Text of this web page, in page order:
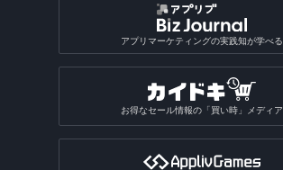
バレーゲームアプリ
ビリヤードゲームアプリ
チンチロリンアプリ
パズルボブル系ゲームアプリ
モンスト系ゲームアプリ
不思議のダンジョン系アプリ
3Dサンドボックスアプリ
就活アプリ
バイト探しアプリ
インターンアプリ
SNS一括投稿アプリ
匿名SNSアプリ
アバターSNSアプリ
読書記録・本棚管理アプリ
四柱推命アプリ
性格診断アプリ
ギャンブルアプリ総合
パチンコ・パチスロアプリ
宝くじアプリ
公営ギャンブルアプリ
芸術・文化アプリ
芸術鑑賞アプリ
サブカルチャーアプリ
VTuberアプリ
テレビアプリ
テレビアプリ総合
動画ファイル形式変換アプリ
動画モザイクアプリ
動画分割アプリ
同じ写真を探すアプリアプリマーケティングの実践知が学べる
お得なセール情報の「買い時」メディア